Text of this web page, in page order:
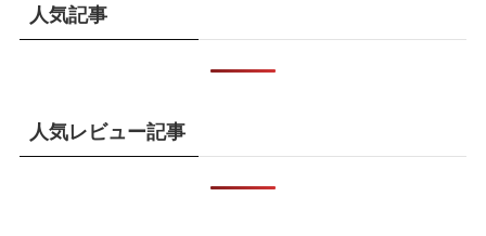
人気記事
人気レビュー記事